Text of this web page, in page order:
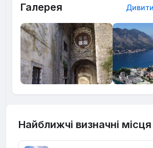
Галерея
Найближчі визначні місця